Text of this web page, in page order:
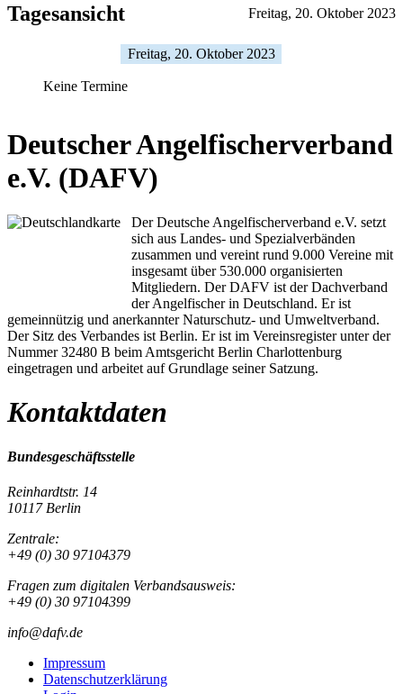
Tagesansicht Freitag, 20. Oktober 2023
Freitag, 20. Oktober 2023
Keine Termine
Deutscher Angelfischerverband
e.V. (DAFV)
Der Deutsche Angelfischerverband e.V. setzt
sich aus Landes- und Spezialverbänden
zusammen und vereint rund 9.000 Vereine mit
insgesamt über 530.000 organisierten
Mitgliedern. Der DAFV ist der Dachverband
der Angelfischer in Deutschland. Er ist
gemeinnützig und anerkannter Naturschutz- und Umweltverband.
Der Sitz des Verbandes ist Berlin. Er ist im Vereinsregister unter der
Nummer 32480 B beim Amtsgericht Berlin Charlottenburg
eingetragen und arbeitet auf Grundlage seiner Satzung.
Kontaktdaten
Bundesgeschäftsstelle
Reinhardtstr. 14
10117 Berlin
Zentrale:
+49 (0) 30 97104379
Fragen zum digitalen Verbandsausweis:
+49 (0) 30 97104399
info@dafv.de
Impressum
Datenschutzerklärung